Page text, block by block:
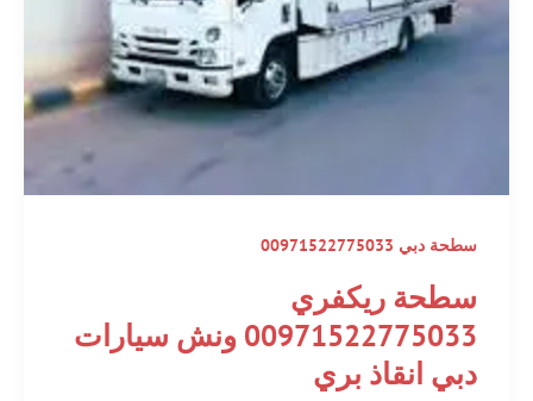
سطحة دبي 00971522775033
سطحة ريكفري
00971522775033 ونش سيارات
دبي انقاذ بري